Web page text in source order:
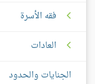
فقه الأسرة
العادات
الجنايات والحدود